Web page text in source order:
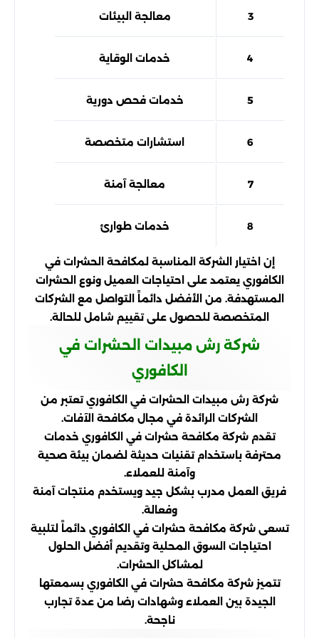
3 معالجة البيئات
4 خدمات الوقاية
5 خدمات فحص دورية
6 استشارات متخصصة
7 معالجة آمنة
8 خدمات طوارئ
إن اختيار الشركة المناسبة لمكافحة الحشرات في
الكافوري يعتمد على احتياجات العميل ونوع الحشرات
المستهدفة. من الأفضل دائماً التواصل مع الشركات
المتخصصة للحصول على تقييم شامل للحالة.
شركة رش مبيدات الحشرات في
الكافوري
شركة رش مبيدات الحشرات في الكافوري تعتبر من
الشركات الرائدة في مجال مكافحة الآفات.
تقدم شركة مكافحة حشرات في الكافوري خدمات
محترفة باستخدام تقنيات حديثة لضمان بيئة صحية
وآمنة للعملاء.
فريق العمل مدرب بشكل جيد ويستخدم منتجات آمنة
وفعالة.
تسعى شركة مكافحة حشرات في الكافوري دائماً لتلبية
احتياجات السوق المحلية وتقديم أفضل الحلول
لمشاكل الحشرات.
تتميز شركة مكافحة حشرات في الكافوري بسمعتها
الجيدة بين العملاء وشهادات رضا من عدة تجارب
ناجحة.